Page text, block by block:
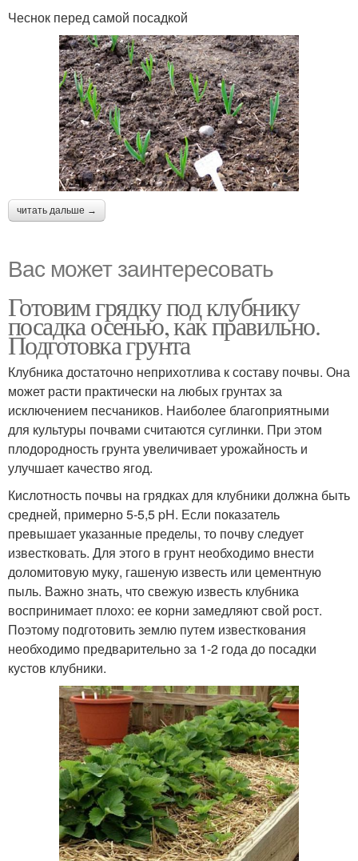
Чеснок перед самой посадкой
читать дальше →
Вас может заинтересовать
Готовим грядку под клубнику
посадка осенью, как правильно.
Подготовка грунта
Клубника достаточно неприхотлива к составу почвы. Она
может расти практически на любых грунтах за
исключением песчаников. Наиболее благоприятными
для культуры почвами считаются суглинки. При этом
плодородность грунта увеличивает урожайность и
улучшает качество ягод.
Кислотность почвы на грядках для клубники должна быть
средней, примерно 5-5,5 pH. Если показатель
превышает указанные пределы, то почву следует
известковать. Для этого в грунт необходимо внести
доломитовую муку, гашеную известь или цементную
пыль. Важно знать, что свежую известь клубника
воспринимает плохо: ее корни замедляют свой рост.
Поэтому подготовить землю путем известкования
необходимо предварительно за 1-2 года до посадки
кустов клубники.